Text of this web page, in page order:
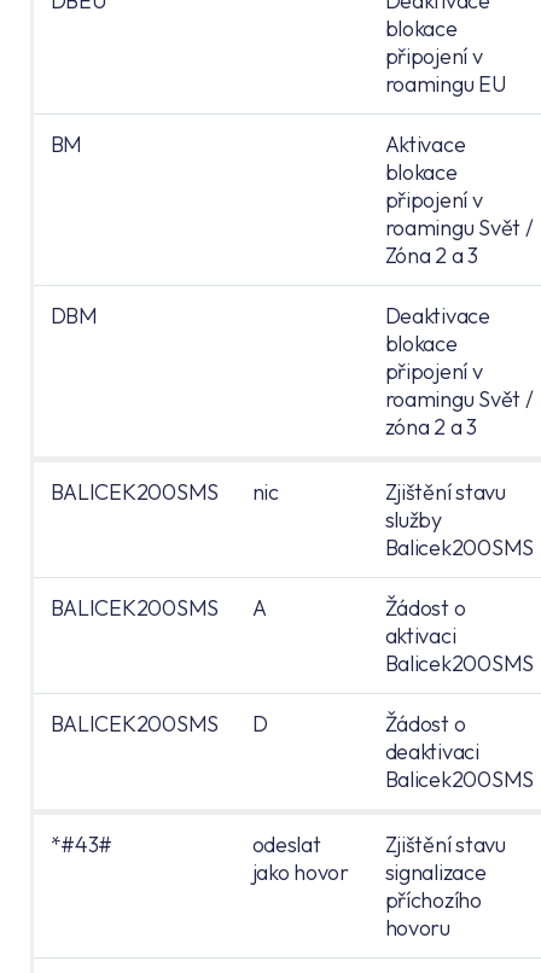
blokace
připojení v
roamingu EU
BM
Aktivace
blokace
připojení v
roamingu Svět /
Zóna 2 a 3
DBM
Deaktivace
blokace
připojení v
roamingu Svět /
zóna 2 a 3
BALICEK200SMS nic
Zjištění stavu
služby
Balicek200SMS
BALICEK200SMS A
Žádost o
aktivaci
Balicek200SMS
BALICEK200SMS D
Žádost o
deaktivaci
Balicek200SMS
*#43#
odeslat
jako hovor
Zjištění stavu
signalizace
příchozího
hovoru